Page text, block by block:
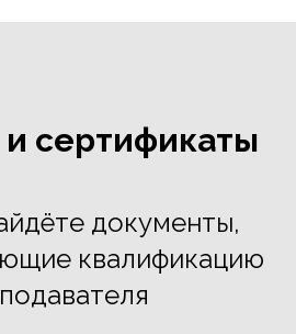
сертификаты
документы,
квалификацию